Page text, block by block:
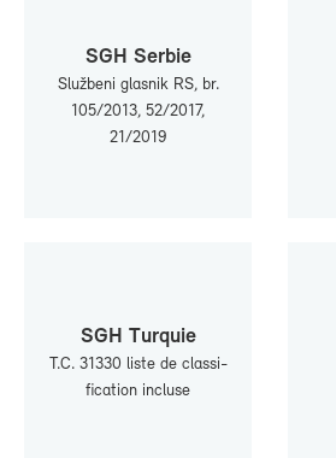
SGH Ser­bie
Službeni glas­nik RS, br.
105/2013, 52/2017,
21/2019
SGH Tur­quie
T.C. 31330 liste de clas­si­
fi­ca­tion in­cluse